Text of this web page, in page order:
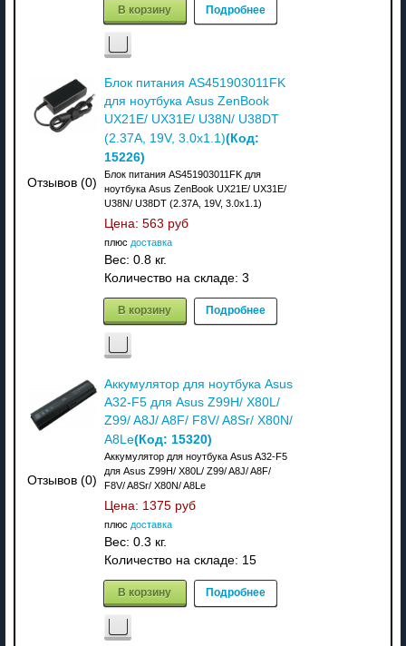
В корзину Подробнее
Отзывов (0)
Блок питания AS451903011FK
для ноутбука Asus ZenBook
UX21E/ UX31E/ U38N/ U38DT
(2.37A, 19V, 3.0х1.1)(Код:
15226)
Блок питания AS451903011FK для
ноутбука Asus ZenBook UX21E/ UX31E/
U38N/ U38DT (2.37A, 19V, 3.0х1.1)
Цена: 563 руб
плюс доставка
Вес: 0.8 кг.
Количество на складе: 3
В корзину Подробнее
Отзывов (0)
Аккумулятор для ноутбука Asus
A32-F5 для Asus Z99H/ X80L/
Z99/ A8J/ A8F/ F8V/ A8Sr/ X80N/
A8Le(Код: 15320)
Аккумулятор для ноутбука Asus A32-F5
для Asus Z99H/ X80L/ Z99/ A8J/ A8F/
F8V/ A8Sr/ X80N/ A8Le
Цена: 1375 руб
плюс доставка
Вес: 0.3 кг.
Количество на складе: 15
В корзину Подробнее